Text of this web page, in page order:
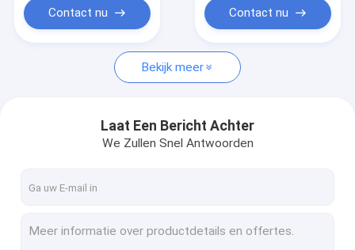
Wegwerpvape met dubbele smaak
Wegwerp elektronische sigaret
Navulbare elektronische sigaret
Beschikbaar Vape-Peulapparaat
Beschikbare Peulapparaten
Contact nu Contact nu
Bekijk meer
Laat Een Bericht Achter
We Zullen Snel Antwoorden